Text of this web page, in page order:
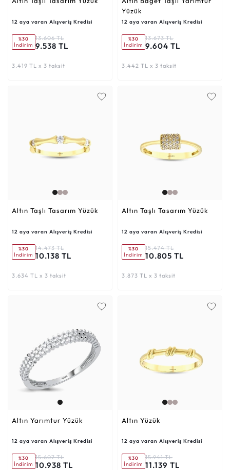
12 aya varan Alışveriş Kredisi
%30
İndirim
13.606 TL
9.538 TL
3.419 TL x 3 taksit
Yüzük
12 aya varan Alışveriş Kredisi
%30
İndirim
13.673 TL
9.604 TL
3.442 TL x 3 taksit
Altın Taşlı Tasarım Yüzük
12 aya varan Alışveriş Kredisi
%30
İndirim
14.473 TL
10.138 TL
3.634 TL x 3 taksit
Altın Taşlı Tasarım Yüzük
12 aya varan Alışveriş Kredisi
%30
İndirim
15.474 TL
10.805 TL
3.873 TL x 3 taksit
Altın Yarımtur Yüzük
12 aya varan Alışveriş Kredisi
%30
İndirim
15.607 TL
10.938 TL
Altın Yüzük
12 aya varan Alışveriş Kredisi
%30
İndirim
15.941 TL
11.139 TL